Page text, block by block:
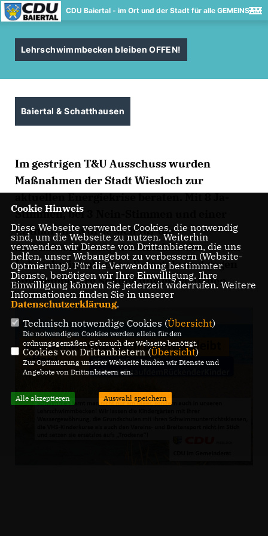
CDU Baiertal - im Ort und der Stadt für alle GEMEINSAM
Lehrschwimmbecken bleiben OFFEN!
Baiertal & Schatthausen
Im gestrigen T&U Ausschuss wurden
Maßnahmen der Stadt Wiesloch zur
aktuellen Energiekrise beraten. Mit 8 Ja-
Stimmen, bei 3 Nein-Stimmen und einer
Enthaltung wurde sich für die
Aufrechterhaltung des Betriebs des
Lehrschwimmbecken Baiertals und gegen
eine temporäre Schließung entschieden.
Cookie Hinweis
Diese Webseite verwendet Cookies, die notwendig
sind, um die Webseite zu nutzen. Weiterhin
verwenden wir Dienste von Drittanbietern, die uns
helfen, unser Webangebot zu verbessern (Website-
Optmierung). Für die Verwendung bestimmter
Dienste, benötigen wir Ihre Einwilligung. Ihre
Einwilligung können Sie jederzeit widerrufen. Weitere
Informationen finden Sie in unserer
Datenschutzerklärung.
Technisch notwendige Cookies (Übersicht)
Die notwendigen Cookies werden allein für den
ordnungsgemäßen Gebrauch der Webseite benötigt.
Cookies von Drittanbietern (Übersicht)
Zur Optimierung unserer Webseite binden wir Dienste und
Angebote von Drittanbietern ein.
Alle akzeptieren Auswahl speichern